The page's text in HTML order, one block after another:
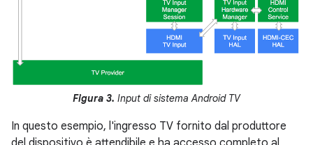
Figura 3. Input di sistema Android TV
In questo esempio, l'ingresso TV fornito dal produttore